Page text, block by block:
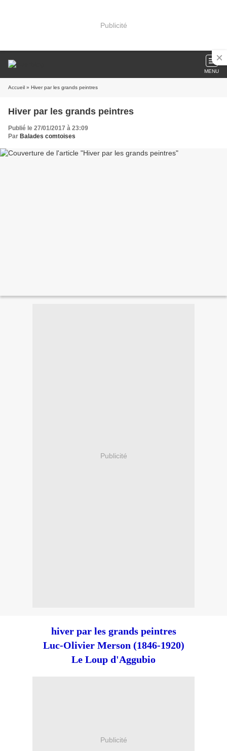
Publicité
MENU
Accueil » Hiver par les grands peintres
Hiver par les grands peintres
Publié le 27/01/2017 à 23:09
Par Balades comtoises
Publicité
hiver par les grands peintres
Luc-Olivier Merson (1846-1920)
Le Loup d'Aggubio
Publicité